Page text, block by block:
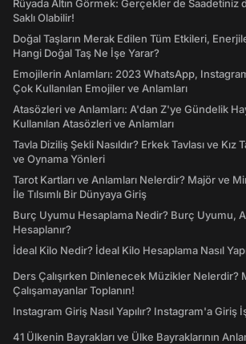
Rüyada Altın Görmek: Gerçekler de Saadetiniz
Saklı Olabilir!
Doğal Taşların Merak Edilen Tüm Etkileri,
Hangi Doğal Taş Ne İşe Yarar?
Emojilerin Anlamları: 2023 WhatsApp,
Çok Kullanılan Emojiler ve Anlamları
Atasözleri ve Anlamları: A'dan Z'ye Gündelik
Kullanılan Atasözleri ve Anlamları
Tavla Diziliş Şekli Nasıldır? Erkek Tavlası ve Kız
ve Oynama Yönleri
Tarot Kartları ve Anlamları Nelerdir? Majör ve
İle Tılsımlı Bir Dünyaya Giriş
Burç Uyumu Hesaplama Nedir? Burç Uyumu,
Hesaplanır?
İdeal Kilo Nedir? İdeal Kilo Hesaplama Nasıl
Ders Çalışırken Dinlenecek Müzikler Nelerdir?
Çalışamayanlar Toplanın!
Instagram Giriş Nasıl Yapılır? Instagram'a Giriş
41 Ülkenin Bayrakları ve Ülke Bayraklarının